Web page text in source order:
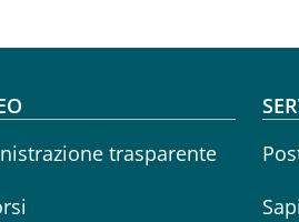
menu
trasparente